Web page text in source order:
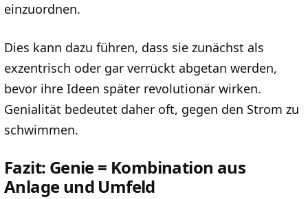
einzuordnen.
Dies kann dazu führen, dass sie zunächst als
exzentrisch oder gar verrückt abgetan werden,
bevor ihre Ideen später revolutionär wirken.
Genialität bedeutet daher oft, gegen den Strom zu
schwimmen.
Fazit: Genie = Kombination aus
Anlage und Umfeld